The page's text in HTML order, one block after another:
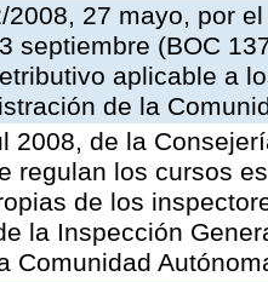
2008, 27 mayo, por
septiembre (BOC
aplicable a
de la
2008, de la
regulan los cursos
de los
la Inspección
Comunidad